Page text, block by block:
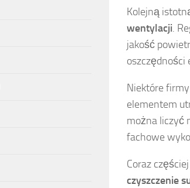
Kolejną
wentylacji.
jakość
oszczędności
Niektóre
elementem
można liczyć
fachowe
Coraz
czyszczenie